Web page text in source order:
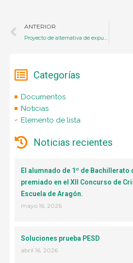
ANTERIOR
Proyecto de alternativa de expulsión
Categorías
Documentos
Noticias
Elemento de lista
Noticias recientes
El alumnado de 1º de Bachillerato
premiado en el XII Concurso de
Escuela de Aragón.
mayo 16, 2026
Soluciones prueba PESD
abril 16, 2026